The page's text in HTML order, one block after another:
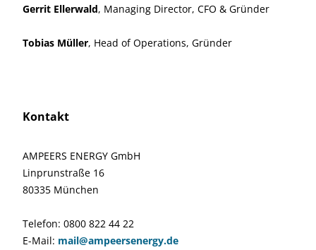
Gerrit Ellerwald, Managing Director, CFO & Gründer
Tobias Müller, Head of Operations, Gründer
Kontakt
AMPEERS ENERGY GmbH
Linprunstraße 16
80335 München
Telefon: 0800 822 44 22
E-Mail: mail@ampeersenergy.de